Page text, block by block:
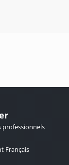
professionnels
Français